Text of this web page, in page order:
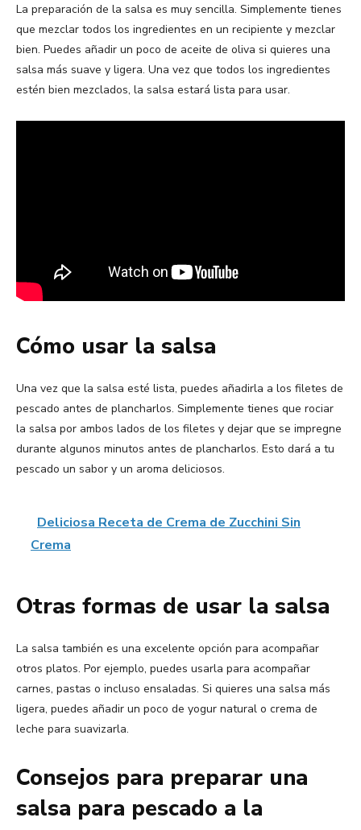
La preparación de la salsa es muy sencilla. Simplemente tienes
que mezclar todos los ingredientes en un recipiente y mezclar
bien. Puedes añadir un poco de aceite de oliva si quieres una
salsa más suave y ligera. Una vez que todos los ingredientes
estén bien mezclados, la salsa estará lista para usar.
Cómo usar la salsa
Una vez que la salsa esté lista, puedes añadirla a los filetes de
pescado antes de plancharlos. Simplemente tienes que rociar
la salsa por ambos lados de los filetes y dejar que se impregne
durante algunos minutos antes de plancharlos. Esto dará a tu
pescado un sabor y un aroma deliciosos.
Deliciosa Receta de Crema de Zucchini Sin
Crema
Otras formas de usar la salsa
La salsa también es una excelente opción para acompañar
otros platos. Por ejemplo, puedes usarla para acompañar
carnes, pastas o incluso ensaladas. Si quieres una salsa más
ligera, puedes añadir un poco de yogur natural o crema de
leche para suavizarla.
Consejos para preparar una
salsa para pescado a la